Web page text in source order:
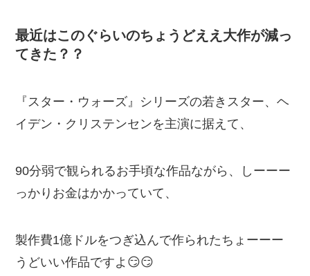
最近はこのぐらいのちょうどええ大作が減っ
てきた？？
『スター・ウォーズ』シリーズの若きスター、ヘ
イデン・クリステンセンを主演に据えて、
90分弱で観られるお手頃な作品ながら、しーーー
っかりお金はかかっていて、
製作費1億ドルをつぎ込んで作られたちょーーー
うどいい作品ですよ😏😏